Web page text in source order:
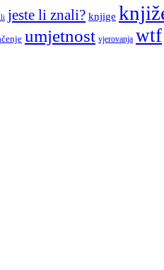
jeste li znali? knjige
umjetnost vjerovanja wtf